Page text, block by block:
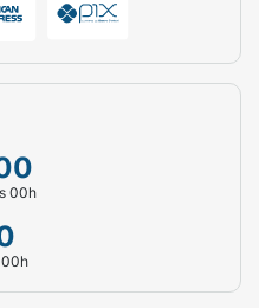
00h
00h